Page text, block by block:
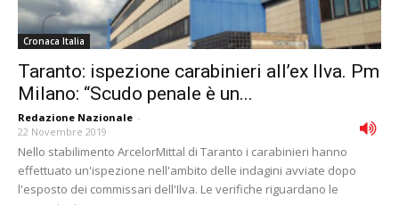
Cronaca Italia
Taranto: ispezione carabinieri all’ex Ilva. Pm
Milano: “Scudo penale è un...
Redazione Nazionale -
22 Novembre 2019
Nello stabilimento ArcelorMittal di Taranto i carabinieri hanno
effettuato un'ispezione nell'ambito delle indagini avviate dopo
l'esposto dei commissari dell'Ilva. Le verifiche riguardano le